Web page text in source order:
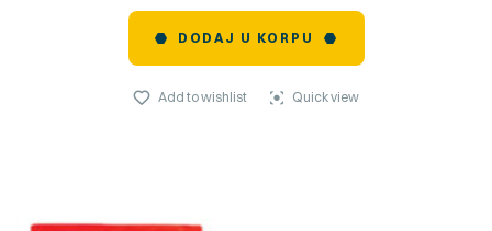
DODAJ U KORPU
Add to wishlist Quick view